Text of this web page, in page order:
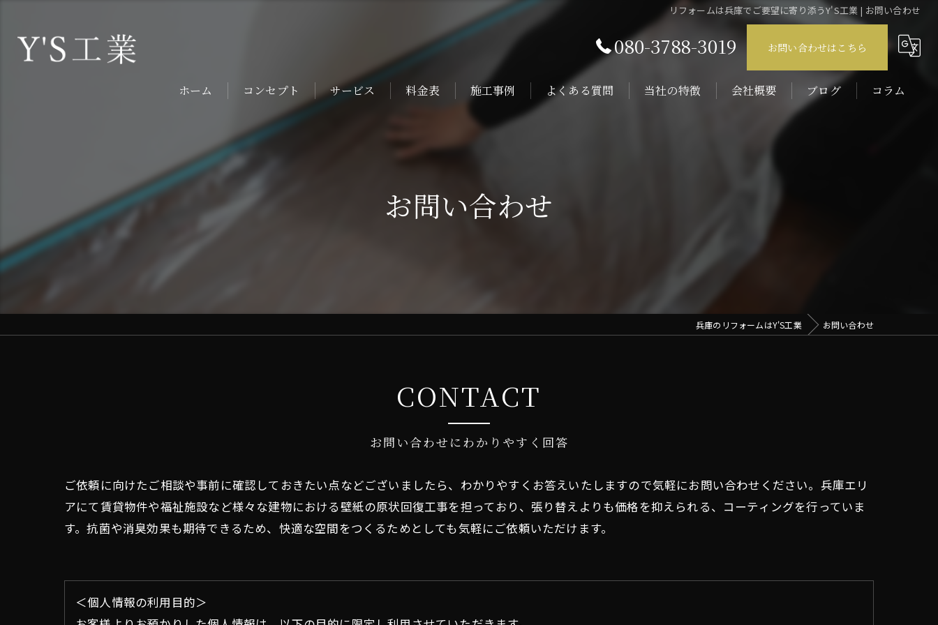
リフォームは兵庫でご要望に寄り添うY'S工業 | お問い合わせ
080-3788-3019 お問い合わせはこちら
ホーム コンセプト サービス 料金表 施工事例 よくある質問 当社の特徴
リノベーション
会社概要 ブログ コラム
お問い合わせ
兵庫のリフォームはY'S工業 お問い合わせ
お問い合わせにわかりやすく回答
CONTACT
ご依頼に向けたご相談や事前に確認しておきたい点などございましたら、わかりやすくお答えいたしますので気軽にお問い合わせください。兵庫エリ
アにて賃貸物件や福祉施設など様々な建物における壁紙の原状回復工事を担っており、張り替えよりも価格を抑えられる、コーティングを行っていま
す。抗菌や消臭効果も期待できるため、快適な空間をつくるためとしても気軽にご依頼いただけます。
＜個人情報の利用目的＞